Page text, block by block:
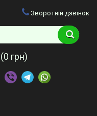
(0 грн)
Зворотній дзвінок